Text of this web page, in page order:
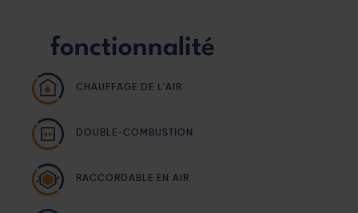
fonctionnalité
CHAUFFAGE DE L'AIR
DOUBLE-COMBUSTION
RACCORDABLE EN AIR